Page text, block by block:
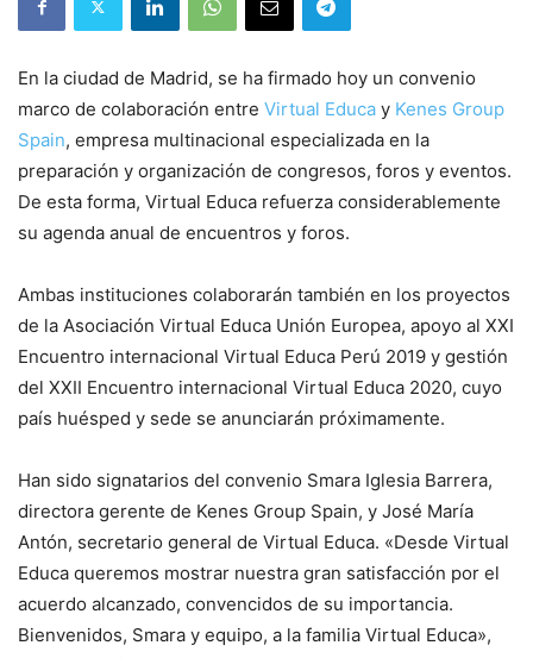
En la ciudad de Madrid, se ha firmado hoy un convenio
marco de colaboración entre Virtual Educa y Kenes Group
Spain, empresa multinacional especializada en la
preparación y organización de congresos, foros y eventos.
De esta forma, Virtual Educa refuerza considerablemente
su agenda anual de encuentros y foros.
Ambas instituciones colaborarán también en los proyectos
de la Asociación Virtual Educa Unión Europea, apoyo al XXI
Encuentro internacional Virtual Educa Perú 2019 y gestión
del XXII Encuentro internacional Virtual Educa 2020, cuyo
país huésped y sede se anunciarán próximamente.
Han sido signatarios del convenio Smara Iglesia Barrera,
directora gerente de Kenes Group Spain, y José María
Antón, secretario general de Virtual Educa. «Desde Virtual
Educa queremos mostrar nuestra gran satisfacción por el
acuerdo alcanzado, convencidos de su importancia.
Bienvenidos, Smara y equipo, a la familia Virtual Educa»,